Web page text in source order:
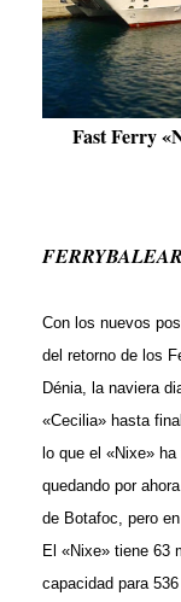
Fast Ferry
Con los nuevos
del retorno de los
Dénia, la naviera
«Cecilia» hasta
lo que el «Nixe»
quedando por
de Botafoc, pero
El «Nixe» tiene 63
capacidad para